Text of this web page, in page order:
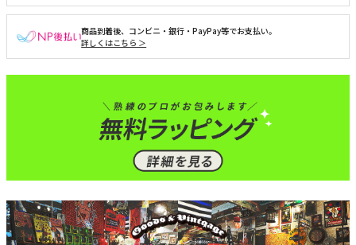
商品到着後、コンビニ・銀行・PayPay等でお支払い。
詳しくはこちら ＞